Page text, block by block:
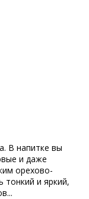
В напитке вы
и даже
орехово-
тонкий и яркий,